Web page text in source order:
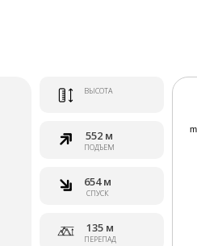
ВЫСОТА
552 м
ПОДЪЕМ
654 м
СПУСК
135 м
ПЕРЕПАД
m